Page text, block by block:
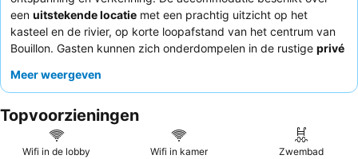
een uitstekende locatie met een prachtig uitzicht op het
kasteel en de rivier, op korte loopafstand van het centrum van
Bouillon. Gasten kunnen zich onderdompelen in de rustige privé
consequent geprezen om hun warme en gastvrije service, die
verfijnde dinermogelijkheden. Voor de beste ervaring kunt u
overwegen een kamer op een lagere verdieping te boeken als
airconditioning een prioriteit is, of een suite voor een
Meer weergeven
Topvoorzieningen
Wifi in de lobby Wifi in kamer Zwembad